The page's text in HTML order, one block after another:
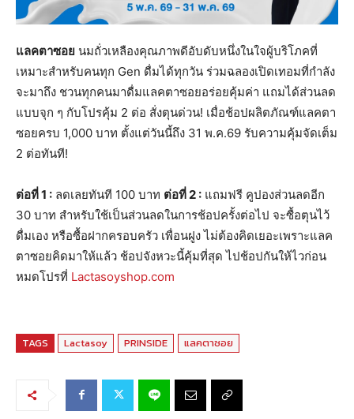
แลคตาซอย นมถั่วเหลืองคุณภาพดีอับดับหนึ่งในใจผู้บริโภคที่
เหมาะสำหรับคนทุก Gen ดื่มได้ทุกวัน ร่วมฉลองเปิดเทอมที่กำลัง
จะมาถึง ชวนทุกคนมาดื่มแลคตาซอยอร่อยคุ้มค่า แถมได้ส่วนลด
แบบจุก ๆ กับโปรคุ้ม 2 ต่อ สั่งตุนด่วน! เมื่อช้อปผลิตภัณฑ์แลคตา
ซอยครบ 1,000 บาท ตั้งแต่วันนี้ถึง 31 พ.ค.69 รับความคุ้มจัดเต็ม
2 ต่อทันที!
ต่อที่1 : ลดเลยทันที 100 บาท ต่อที่ 2 : แถมฟรี คูปองส่วนลดอีก
30 บาท สำหรับใช้เป็นส่วนลดในการช้อปครั้งต่อไป จะซื้อตุนไว้
ดื่มเอง หรือซื้อฝากครอบครัว เพื่อนฝูง ไม่ต้องคิดเยอะเพราะแลค
ตาซอยคิดมาให้แล้ว ช้อปจังหวะนี้คุ้มที่สุด ไปช้อปกันให้ไวก่อน
หมดโปรที่ Lactasoyshop.com
TAGS Lactasoy PRINSIDE แลคตาซอย